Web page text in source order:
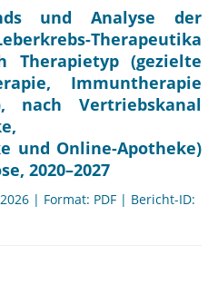
und Analyse der
Therapeutika
(gezielte
Immuntherapie
nach Vertriebskanal
und Online-Apotheke)
2020–2027
| Format: PDF | Bericht-ID: